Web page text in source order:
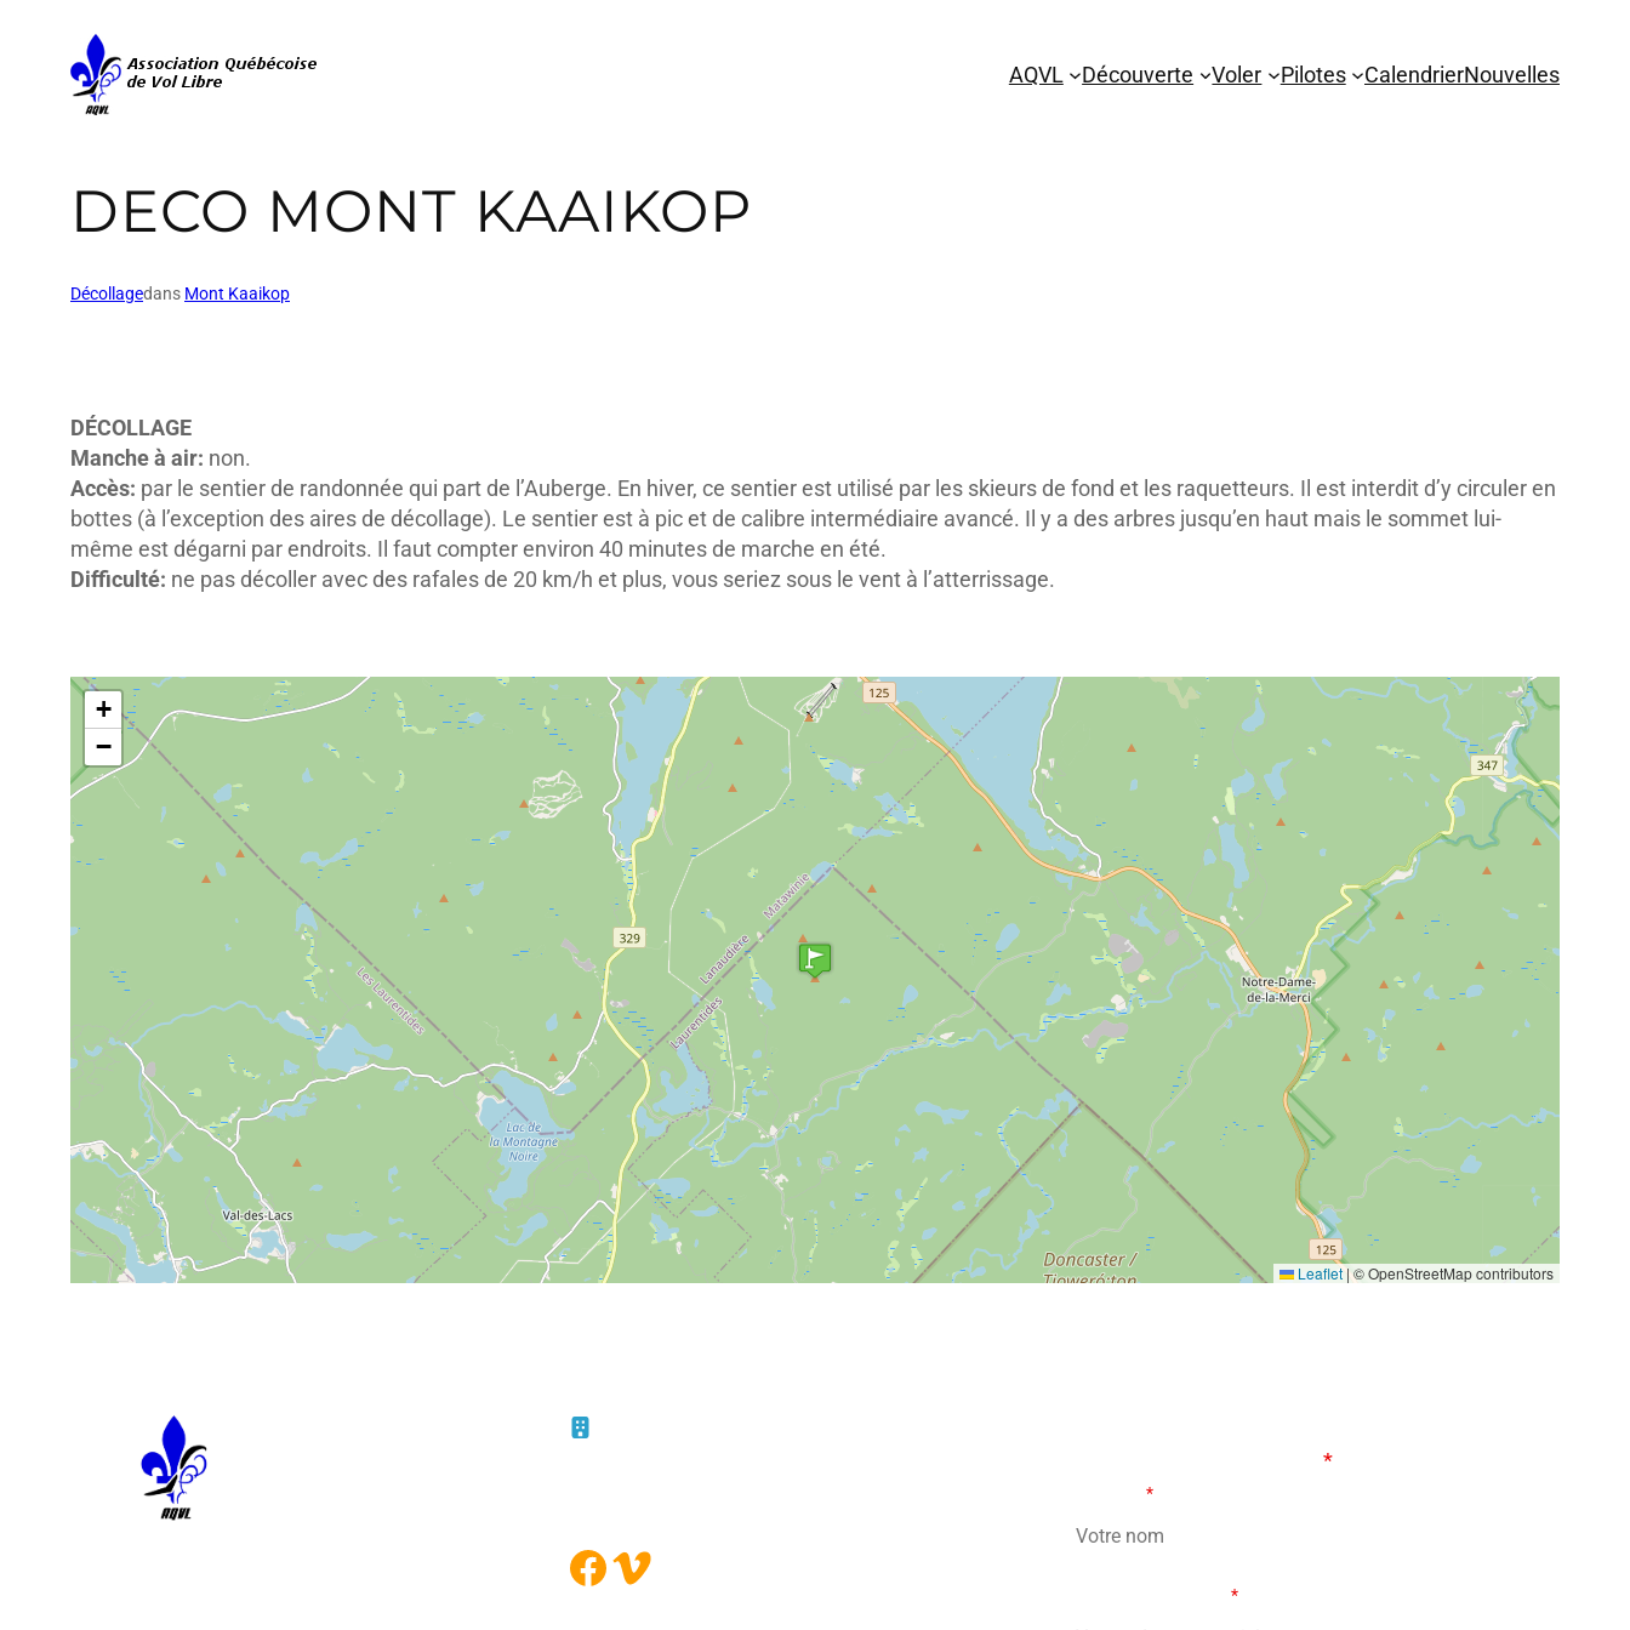
AQVL Découverte Voler Pilotes CalendrierNouvelles
DECO MONT KAAIKOP
Décollagedans Mont Kaaikop
DÉCOLLAGE
Manche à air: non.
Accès: par le sentier de randonnée qui part de l’Auberge. En hiver, ce sentier est utilisé par les skieurs de fond et les raquetteurs. Il est interdit d’y circuler en
bottes (à l’exception des aires de décollage). Le sentier est à pic et de calibre intermédiaire avancé. Il y a des arbres jusqu’en haut mais le sommet lui-
même est dégarni par endroits. Il faut compter environ 40 minutes de marche en été.
Difficulté: ne pas décoller avec des rafales de 20 km/h et plus, vous seriez sous le vent à l’atterrissage.
+
−
Leaflet|© OpenStreetMap contributors
Facebook Vimeo
*sont obligatoires
*
*